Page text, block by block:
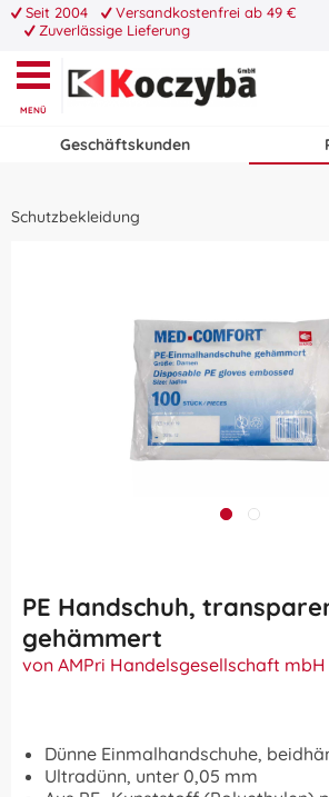
Seit 2004
Versandkostenfrei ab 49 €
Zuverlässige Lieferung
MENÜ
Geschäftskunden
Schutzbekleidung
PE Handschuh,
gehämmert
von AMPri Handelsgesellschaft mbH
Dünne Einmalhandschuhe,
Ultradünn, unter 0,05 mm